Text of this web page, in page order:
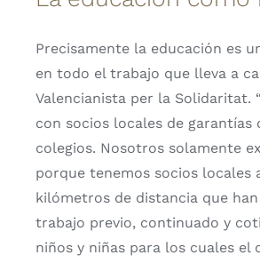
Precisamente la educación es
en todo el trabajo que lleva a
Valencianista per la Solidaritat.
con socios locales de garantías
colegios. Nosotros solamente
porque tenemos socios locales
kilómetros de distancia que
trabajo previo, continuado y
niños y niñas para los cuales el